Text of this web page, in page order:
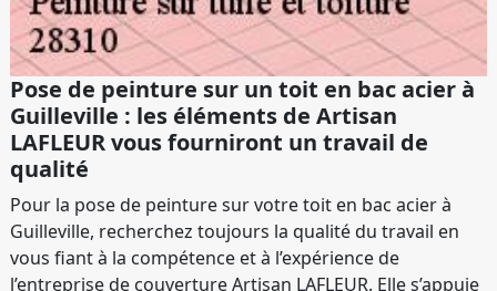
Pose de peinture sur un toit en bac acier à
Guilleville : les éléments de Artisan
LAFLEUR vous fourniront un travail de
qualité
Pour la pose de peinture sur votre toit en bac acier à
Guilleville, recherchez toujours la qualité du travail en
vous fiant à la compétence et à l’expérience de
l’entreprise de couverture Artisan LAFLEUR. Elle s’appuie